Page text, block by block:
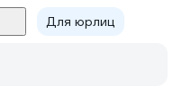
Для юрлиц